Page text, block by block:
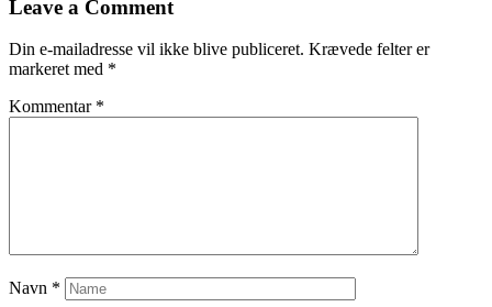
Leave a Comment
Din e-mailadresse vil ikke blive publiceret. Krævede felter er
markeret med *
Kommentar *
Navn *